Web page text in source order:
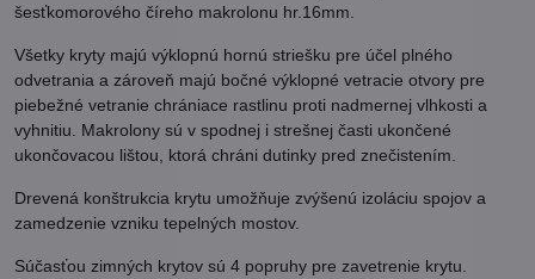
šesťkomorového číreho makrolonu hr.16mm.
Všetky kryty majú výklopnú hornú striešku pre účel plného
odvetrania a zároveň majú bočné výklopné vetracie otvory pre
piebežné vetranie chrániace rastlinu proti nadmernej vlhkosti a
vyhnitiu. Makrolony sú v spodnej i strešnej časti ukončené
ukončovacou lištou, ktorá chráni dutinky pred znečistením.
Drevená konštrukcia krytu umožňuje zvýšenú izoláciu spojov a
zamedzenie vzniku tepelných mostov.
Súčasťou zimných krytov sú 4 popruhy pre zavetrenie krytu.